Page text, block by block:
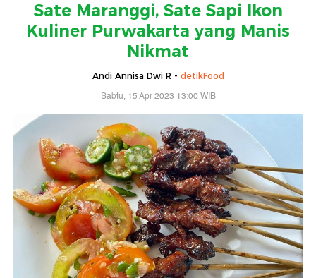
Sate Maranggi, Sate Sapi Ikon
Kuliner Purwakarta yang Manis
Nikmat
Andi Annisa Dwi R - detikFood
Sabtu, 15 Apr 2023 13:00 WIB